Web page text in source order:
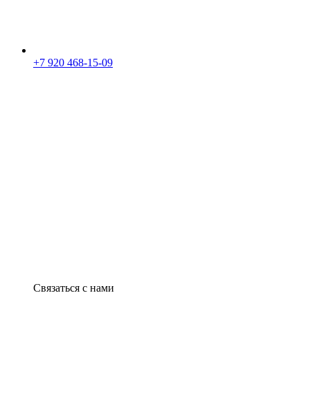
+7 920 468-15-09
Связаться с нами